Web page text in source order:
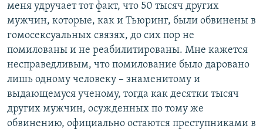
меня удручает тот факт, что 50 тысяч других
мужчин, которые, как и Тьюринг, были обвинены в
гомосексуальных связях, до сих пор не
помилованы и не реабилитированы. Мне кажется
несправедливым, что помилование было даровано
лишь одному человеку – знаменитому и
выдающемуся ученому, тогда как десятки тысяч
других мужчин, осужденных по тому же
обвинению, официально остаются преступниками в